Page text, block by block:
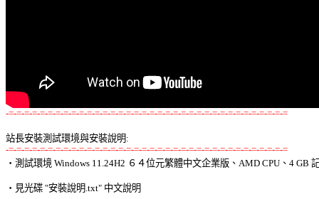
-=-=-=-=-=-=-=-=-=-=-=-=-=-=-=-=-=-=-=-=-=-=-=-=-=-=-=-=-=-=-=-=-=-=-=-=
站長安裝測試環境與安裝說明:
-=-=-=-=-=-=-=-=-=-=-=-=-=-=-=-=-=-=-=-=-=-=-=-=-=-=-=-=-=-=-=-=-=-=-=-=
‧測試環境 Windows 11.24H2 ６４位元繁體中文企業版、AMD CPU、4 GB
‧見光碟 "安裝說明.txt" 中文說明